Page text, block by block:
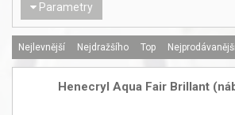
Parametry
Nejlevnější Nejdražšího Top Nejprodávanější
Henecryl Aqua Fair Brillant